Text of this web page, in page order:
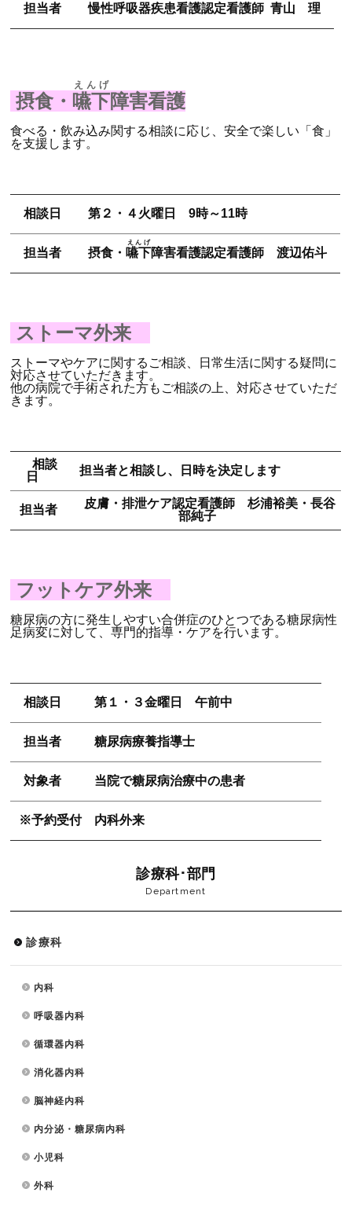
担当者 慢性呼吸器疾患看護認定看護師 青山 理
摂食・ 嚥下
えんげ
障害看護
食べる・飲み込み関する相談に応じ、安全で楽しい「食」
を支援します。
相談日 第２・４火曜日 9時～11時
担当者 摂食・ 嚥下
えんげ
障害看護認定看護師 渡辺佑斗
ストーマ外来
ストーマやケアに関するご相談、日常生活に関する疑問に
対応させていただきます。
他の病院で手術された方もご相談の上、対応させていただ
きます。
相談
日
担当者と相談し、日時を決定します
担当者
皮膚・排泄ケア認定看護師 杉浦裕美・長谷
部純子
フットケア外来
糖尿病の方に発生しやすい合併症のひとつである糖尿病性
足病変に対して、専門的指導・ケアを行います。
相談日 第１・３金曜日 午前中
担当者 糖尿病療養指導士
対象者 当院で糖尿病治療中の患者
※予約受付 内科外来
診療科･部門
Department
診療科
内科
呼吸器内科
循環器内科
消化器内科
脳神経内科
内分泌・糖尿病内科
小児科
外科